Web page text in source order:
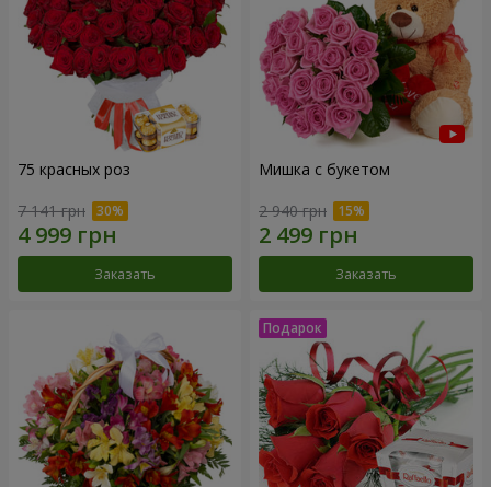
75 красных роз
7 141 грн
Заказать
Мишка с букетом
2 940 грн
Заказать